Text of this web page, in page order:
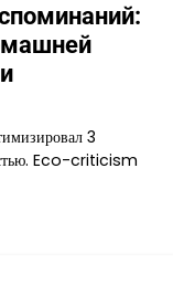
3
Eco-criticism